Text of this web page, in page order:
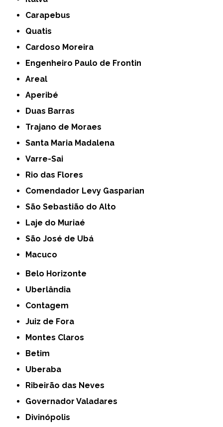
Carapebus
Quatis
Cardoso Moreira
Engenheiro Paulo de Frontin
Areal
Aperibé
Duas Barras
Trajano de Moraes
Santa Maria Madalena
Varre-Sai
Rio das Flores
Comendador Levy Gasparian
São Sebastião do Alto
Laje do Muriaé
São José de Ubá
Macuco
Belo Horizonte
Uberlândia
Contagem
Juiz de Fora
Montes Claros
Betim
Uberaba
Ribeirão das Neves
Governador Valadares
Divinópolis